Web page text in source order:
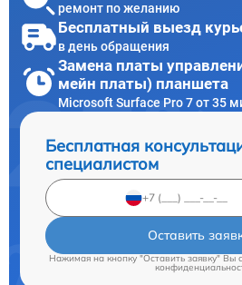
ремонт по желанию
Бесплатный выезд
в день обращения
Замена платы
мейн платы) планшета
Microsoft Surface Pro 7 от 35
Бесплатная
специалистом
Оставить
Нажимая на кнопку "Оставить заявку" Вы